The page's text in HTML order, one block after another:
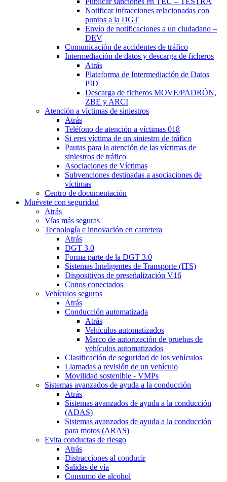
Notificar infracciones relacionadas con
puntos a la DGT
Envío de notificaciones a un ciudadano –
DEV
Comunicación de accidentes de tráfico
Intermediación de datos y descarga de ficheros
Atrás
Plataforma de Intermediación de Datos
PID
Descarga de ficheros MOVE/PADRÓN,
ZBE y ARCI
Atención a víctimas de siniestros
Atrás
Teléfono de atención a víctimas 018
Si eres víctima de un siniestro de tráfico
Pautas para la atención de las víctimas de
siniestros de tráfico
Asociaciones de Víctimas
Subvenciones destinadas a asociaciones de
víctimas
Centro de documentación
Muévete con seguridad
Atrás
Vías más seguras
Tecnología e innovación en carretera
Atrás
DGT 3.0
Forma parte de la DGT 3.0
Sistemas Inteligentes de Transporte (ITS)
Dispositivos de preseñalización V16
Conos conectados
Vehículos seguros
Atrás
Conducción automatizada
Atrás
Vehículos automatizados
Marco de autorización de pruebas de
vehículos automatizados
Clasificación de seguridad de los vehículos
Llamadas a revisión de un vehículo
Movilidad sostenible - VMPs
Sistemas avanzados de ayuda a la conducción
Atrás
Sistemas avanzados de ayuda a la conducción
(ADAS)
Sistemas avanzados de ayuda a la conducción
para motos (ARAS)
Evita conductas de riesgo
Atrás
Distracciones al conducir
Salidas de vía
Consumo de alcohol